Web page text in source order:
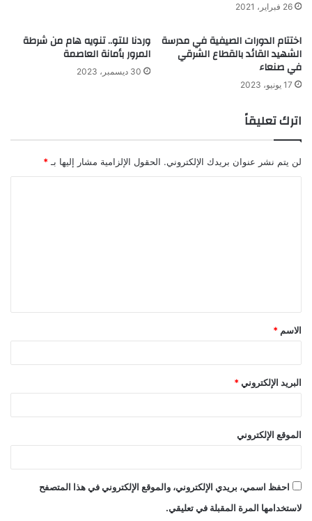
26 فبراير، 2021
اختتام الدورات الصيفية في مدرسة
الشهيد القائد بالقطاع الشرقي
في صنعاء
17 يونيو، 2023
وردنا للتو.. تنويه هام من شرطة
المرور بأمانة العاصمة
30 ديسمبر، 2023
اترك تعليقاً
لن يتم نشر عنوان بريدك الإلكتروني. الحقول الإلزامية مشار إليها بـ *
ق
*
الاسم *
البريد الإلكتروني *
الموقع الإلكتروني
احفظ اسمي، بريدي الإلكتروني، والموقع الإلكتروني في هذا المتصفح
لاستخدامها المرة المقبلة في تعليقي.